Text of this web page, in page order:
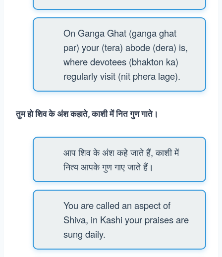
On Ganga Ghat (ganga ghat
par) your (tera) abode (dera) is,
where devotees (bhakton ka)
regularly visit (nit phera lage).
तुम हो शिव के अंश कहाते, काशी में नित गुण गाते।
आप शिव के अंश कहे जाते हैं, काशी में
नित्य आपके गुण गाए जाते हैं।
You are called an aspect of
Shiva, in Kashi your praises are
sung daily.